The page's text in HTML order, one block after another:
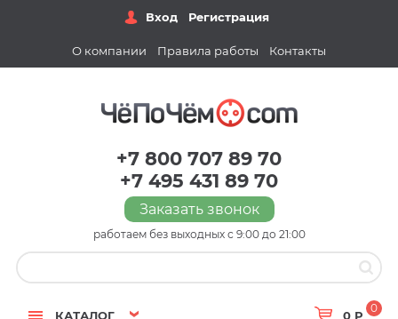
Вход Регистрация
О компании Правила работы Контакты
+7 800 707 89 70
+7 495 431 89 70
Заказать звонок
работаем без выходных с 9:00 до 21:00
КАТАЛОГ 0 Р
0